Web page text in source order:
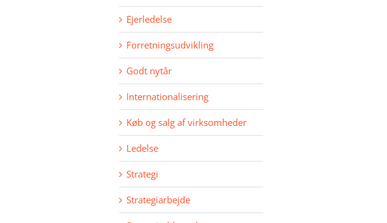
Ejerledelse
Forretningsudvikling
Godt nytår
Internationalisering
Køb og salg af virksomheder
Ledelse
Strategi
Strategiarbejde